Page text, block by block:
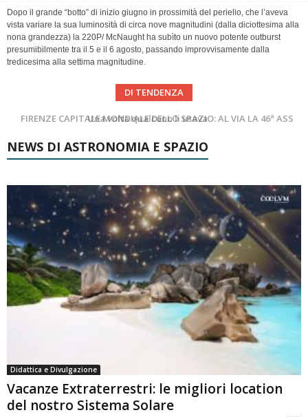
Dopo il grande “botto” di inizio giugno in prossimità del perielio, che l’aveva
vista variare la sua luminosità di circa nove magnitudini (dalla diciottesima alla
nona grandezza) la 220P/ McNaught ha subìto un nuovo potente outburst
presumibilmente tra il 5 e il 6 agosto, passando improvvisamente dalla
tredicesima alla settima magnitudine.
DI TENDENZA
FIRENZE CAPITALE MONDIALE DELLO SPAZIO: AL VIA LA 46ª ASSEMBLEA SCIENTIFICA DEL COSPAR
Cielo del Mese di Agosto 2026
NEWS DI ASTRONOMIA E SPAZIO
Didattica e Divulgazione
Vacanze Extraterrestri: le migliori location
del nostro Sistema Solare